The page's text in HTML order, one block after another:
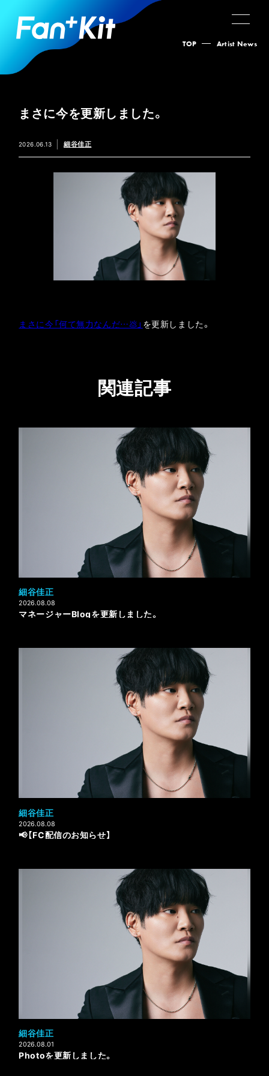
TOP Artist News
まさに今を更新しました。
2026.06.13 細谷佳正
まさに今「何て無力なんだ…💩」 を更新しました。
関連記事
細谷佳正
2026.08.08
マネージャーBlogを更新しました。
細谷佳正
2026.08.08
📢【FC配信のお知らせ】
細谷佳正
2026.08.01
Photoを更新しました。